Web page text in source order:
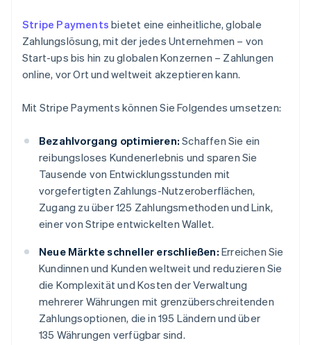
Stripe Payments bietet eine einheitliche, globale
Zahlungslösung, mit der jedes Unternehmen – von
Start-ups bis hin zu globalen Konzernen – Zahlungen
online, vor Ort und weltweit akzeptieren kann.
Mit Stripe Payments können Sie Folgendes umsetzen:
Bezahlvorgang optimieren: Schaffen Sie ein
reibungsloses Kundenerlebnis und sparen Sie
Tausende von Entwicklungsstunden mit
vorgefertigten Zahlungs-Nutzeroberflächen,
Zugang zu über 125 Zahlungsmethoden und Link,
einer von Stripe entwickelten Wallet.
Neue Märkte schneller erschließen: Erreichen Sie
Kundinnen und Kunden weltweit und reduzieren Sie
die Komplexität und Kosten der Verwaltung
mehrerer Währungen mit grenzüberschreitenden
Zahlungsoptionen, die in 195 Ländern und über
135 Währungen verfügbar sind.